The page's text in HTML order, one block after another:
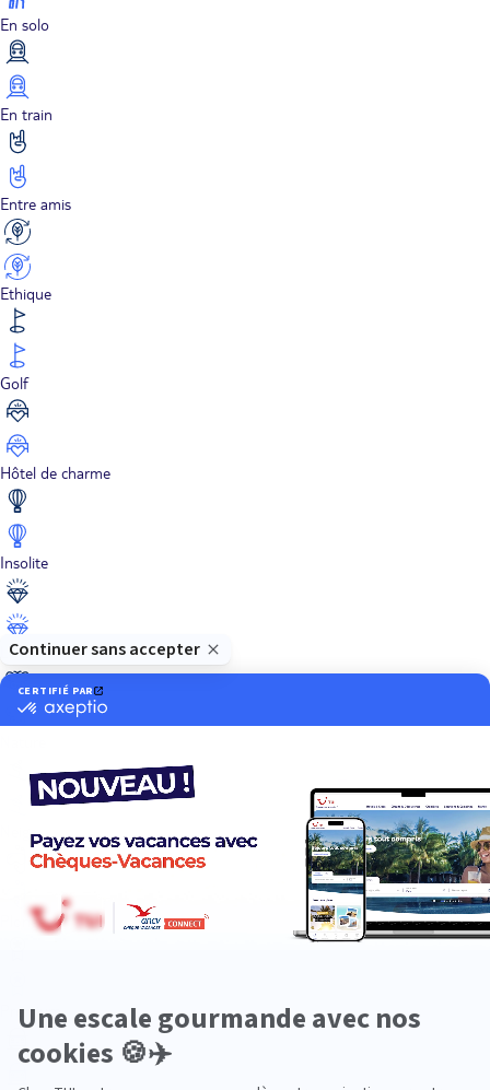
En solo
En train
Entre amis
Ethique
Golf
Hôtel de charme
Insolite
Luxe
Neige
Plongée
Premium